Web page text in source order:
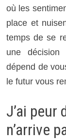
où les
place et
temps de se
une
dépend de
le futur vous
J’ai peur
n’arrive